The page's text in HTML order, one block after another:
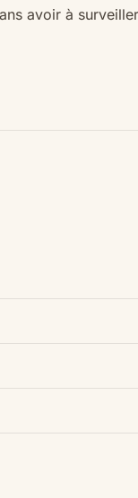
avoir à